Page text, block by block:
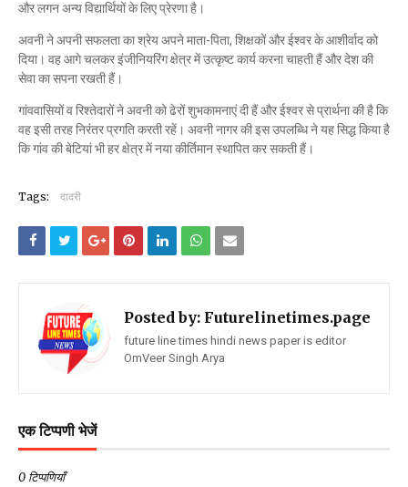
और लगन अन्य विद्यार्थियों के लिए प्रेरणा है।
अवनी ने अपनी सफलता का श्रेय अपने माता-पिता, शिक्षकों और ईश्वर के आशीर्वाद को
दिया। वह आगे चलकर इंजीनियरिंग क्षेत्र में उत्कृष्ट कार्य करना चाहती हैं और देश की
सेवा का सपना रखती हैं।
गांववासियों व रिश्तेदारों ने अवनी को ढेरों शुभकामनाएं दी हैं और ईश्वर से प्रार्थना की है कि
वह इसी तरह निरंतर प्रगति करती रहें। अवनी नागर की इस उपलब्धि ने यह सिद्ध किया है
कि गांव की बेटियां भी हर क्षेत्र में नया कीर्तिमान स्थापित कर सकती हैं।
Tags: दादरी
Posted by: Futurelinetimes.page
future line times hindi news paper is editor
OmVeer Singh Arya
एक टिप्पणी भेजें
0 टिप्पणियाँ